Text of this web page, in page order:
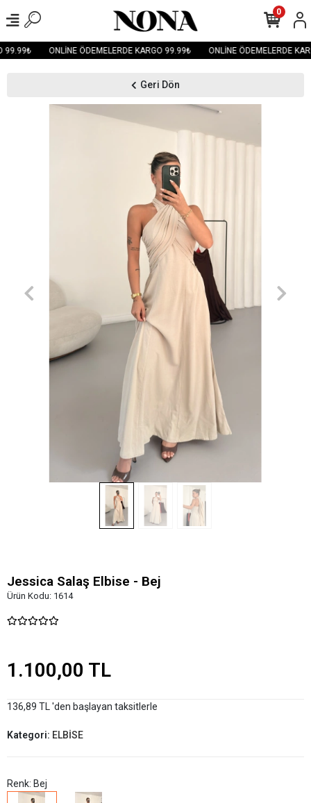
99.99₺ ONLİNE ÖDEMELERDE KARGO 99.99₺ ONLİNE ÖDEMELERDE
0
Geri Dön
Jessica Salaş Elbise - Bej
Ürün Kodu: 1614
1.100,00 TL
136,89 TL 'den başlayan taksitlerle
Kategori: ELBİSE
Renk: Bej